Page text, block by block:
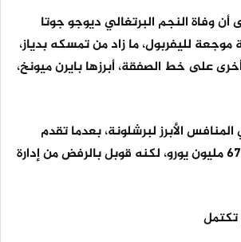
وفاة النجم البرتغالي ديوجو جوتا
لليفربول، ما زاد من تمسكه بدياز،
على خط الصفقة، أبرزها بايرن ميونخ،
المنافس الأبرز لبرشلونة، بعدما تقدم
بعرض رسمي تجاوز 67 مليون يورو، لكنه قوبل بالرفض من إدارة